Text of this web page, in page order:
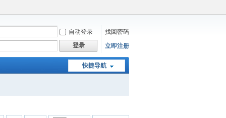
自动登录
找回密码
登录
立即注册
快捷导航